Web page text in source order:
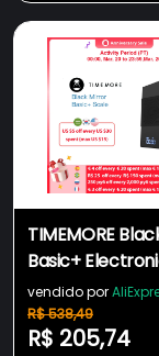
TIMEMORE
Basic+
Coffee Scale
Auto Timer
vendido por
R$ 538,49
R$ 205,74